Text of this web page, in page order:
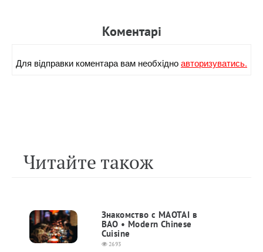
Коментарi
Для вiдправки коментара вам необхiдноавторизуватись.
Читайте також
Знакомство с MAOTAI в
BAO • Modern Chinese
Cuisine
2693